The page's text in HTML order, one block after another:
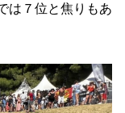
は７位と焦りもあ